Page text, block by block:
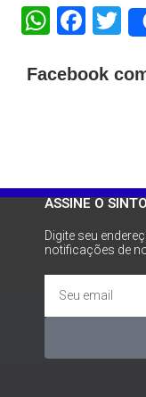
Facebook
ASSINE O
Digite seu
notificações de